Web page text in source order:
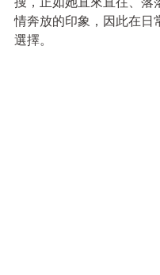
情奔放的印象，因此在日
選擇。